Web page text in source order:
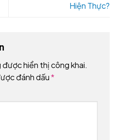
Hiện Thực?
được hiển thị công khai.
đánh dấu*